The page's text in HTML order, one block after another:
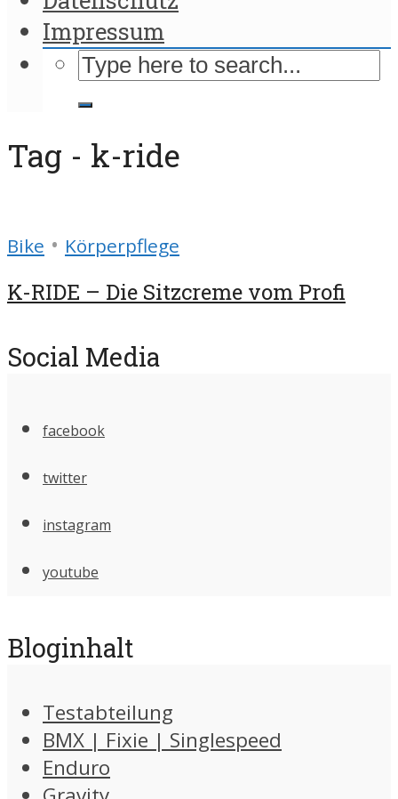
Impressum
Tag - k-ride
Bike • Körperpflege
K-RIDE – Die Sitzcreme vom Profi
Social Media
facebook
twitter
instagram
youtube
Bloginhalt
Testabteilung
BMX | Fixie | Singlespeed
Enduro